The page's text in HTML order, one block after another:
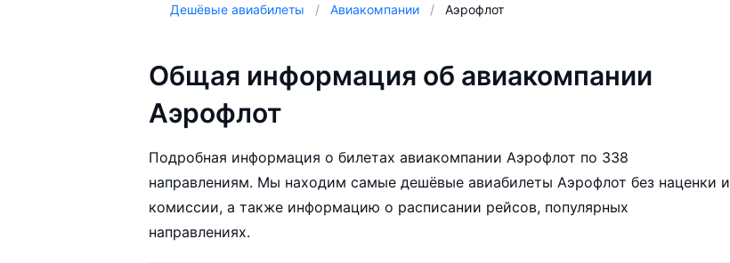
Дешёвые авиабилеты Авиакомпании Аэрофлот
Общая информация об авиакомпании
Аэрофлот
Подробная информация о билетах авиакомпании Аэрофлот по 338
направлениям. Мы находим самые дешёвые авиабилеты Аэрофлот без наценки и
комиссии, а также информацию о расписании рейсов, популярных
направлениях.